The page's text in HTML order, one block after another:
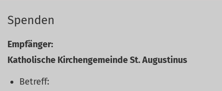
Spenden
Empfänger:
Katholische Kirchengemeinde St. Augustinus
Betreff: